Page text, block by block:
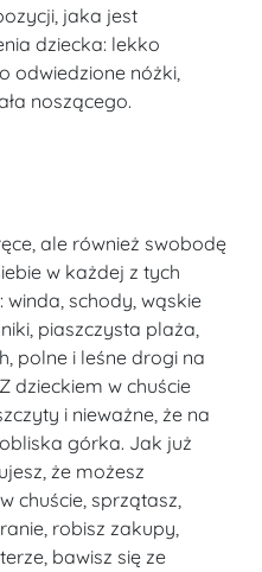
jaka jest
dziecka: lekko
odwiedzione nóżki,
noszącego.
ale również swobodę
w każdej z tych
schody, wąskie
piaszczysta plaża,
polne i leśne drogi na
dzieckiem w chuście
i nieważne, że na
górka. Jak już
że możesz
chuście, sprzątasz,
robisz zakupy,
bawisz się ze